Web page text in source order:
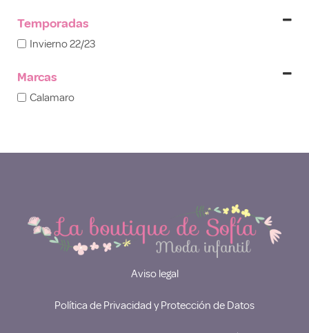
Temporadas
Invierno 22/23
Marcas
Calamaro
Aviso legal
Política de Privacidad y Protección de Datos